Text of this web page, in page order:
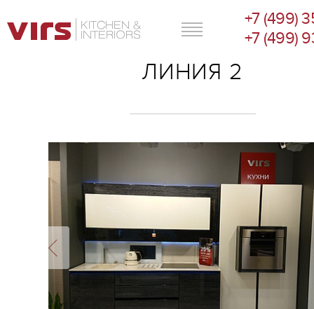
ГЛАВНОЕ МЕНЮ
+7 (499)
+7 (499)
ЛИНИЯ 2